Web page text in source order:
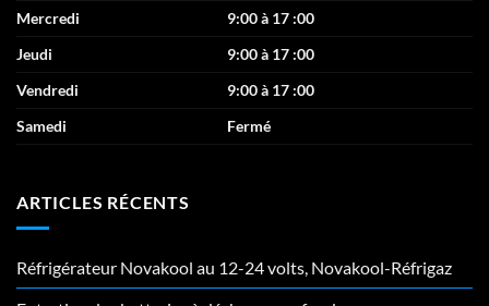
Mercredi
9:00 à 17 :00
Jeudi
9:00 à 17 :00
Vendredi
9:00 à 17 :00
Samedi
Fermé
ARTICLES RÉCENTS
Réfrigérateur Novakool au 12-24 volts, Novakool-Réfrigaz